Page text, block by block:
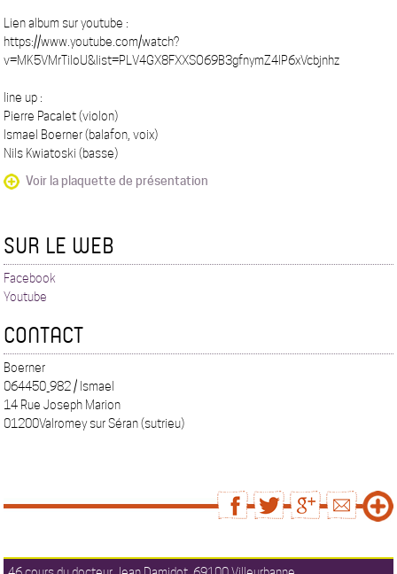
Lien album sur youtube :
https://www.youtube.com/watch?
v=MK5VMrTiloU&list=PLV4GX8FXXSO69B3gfnymZ4lP6xVcbjnhz
line up :
Pierre Pacalet (violon)
Ismael Boerner (balafon, voix)
Nils Kwiatoski (basse)
Voir la plaquette de présentation
SUR LE WEB
Facebook
Youtube
CONTACT
Boerner
064450_982 / Ismael
14 Rue Joseph Marion
01200Valromey sur Séran (sutrieu)